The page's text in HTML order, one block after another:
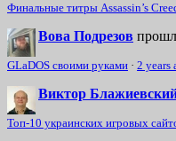
Финальные титры Assassin’s
Вова Подрезов
GLaDOS своими руками · 2 years
Виктор
Топ-10 украинских игровых